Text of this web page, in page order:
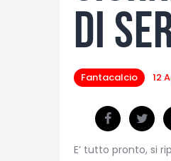
di
Fantacalcio 12
E’ tutto pronto, si